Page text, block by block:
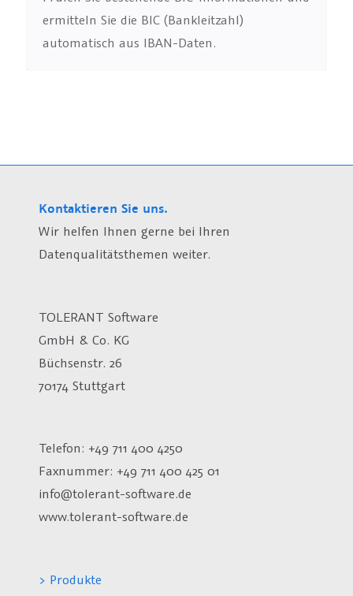
ermitteln Sie die BIC (Bankleitzahl)
automatisch aus IBAN-Daten.
Kontaktieren Sie uns.
Wir helfen Ihnen gerne bei Ihren
Datenqualitätsthemen weiter.
TOLERANT Software
GmbH & Co. KG
Büchsenstr. 26
70174 Stuttgart
Telefon: +49 711 400 4250
Faxnummer: +49 711 400 425 01
info@tolerant-software.de
www.tolerant-software.de
> Produkte